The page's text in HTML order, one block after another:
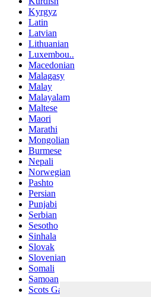
Kyrgyz
Latin
Latvian
Lithuanian
Luxembou..
Macedonian
Malagasy
Malay
Malayalam
Maltese
Maori
Marathi
Mongolian
Burmese
Nepali
Norwegian
Pashto
Persian
Punjabi
Serbian
Sesotho
Sinhala
Slovak
Slovenian
Somali
Samoan
Scots Gaelic